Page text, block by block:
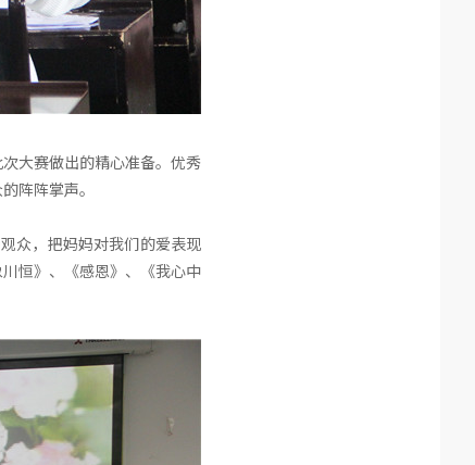
大赛做出的精心准备。优秀
阵阵掌声。
众，把妈妈对我们的爱表现
恒》、《感恩》、《我心中